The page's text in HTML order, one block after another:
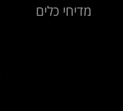
מדיחי כלים